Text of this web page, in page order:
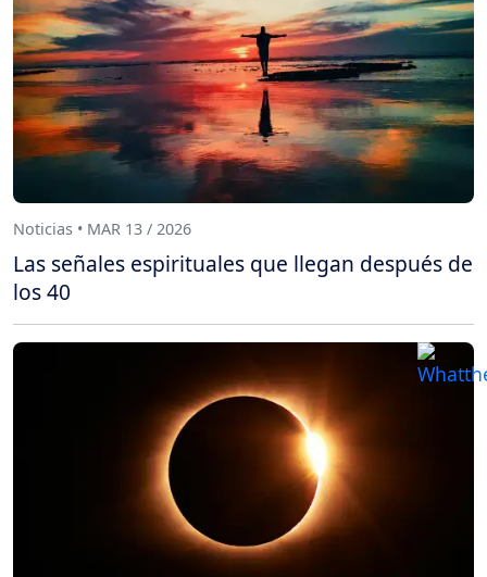
Noticias • MAR 13 / 2026
Las señales espirituales que llegan después de
los 40